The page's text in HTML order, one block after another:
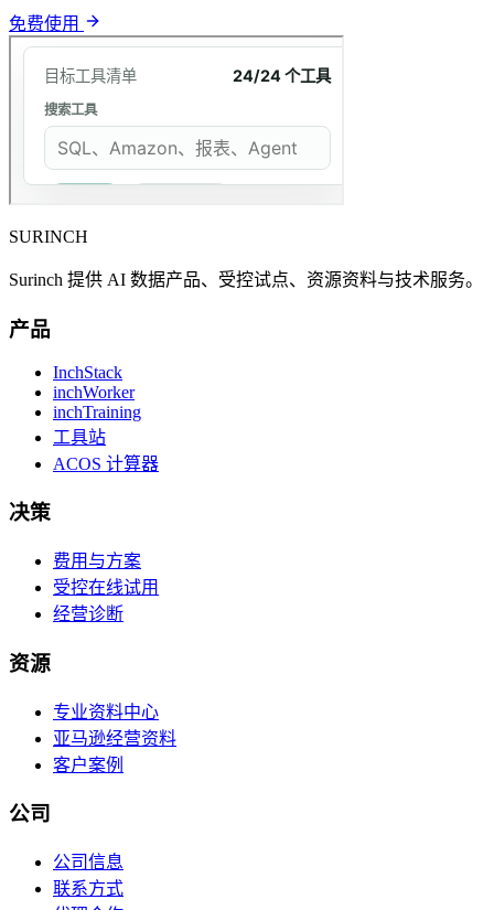
免费使用
SURINCH
Surinch 提供 AI 数据产品、受控试点、资源资料与技术服务。
产品
InchStack
inchWorker
inchTraining
工具站
ACOS 计算器
决策
费用与方案
受控在线试用
经营诊断
资源
专业资料中心
亚马逊经营资料
客户案例
公司
公司信息
联系方式